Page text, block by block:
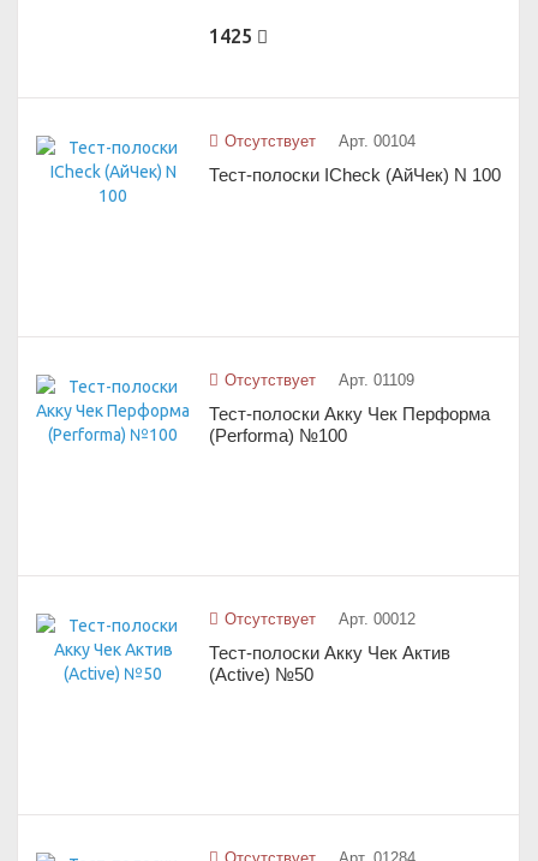
1425
Отсутствует Арт. 00104
Тест-полоски ICheck (АйЧек) N 100
Отсутствует Арт. 01109
Тест-полоски Акку Чек Перформа
(Performa) №100
Отсутствует Арт. 00012
Тест-полоски Акку Чек Актив
(Active) №50